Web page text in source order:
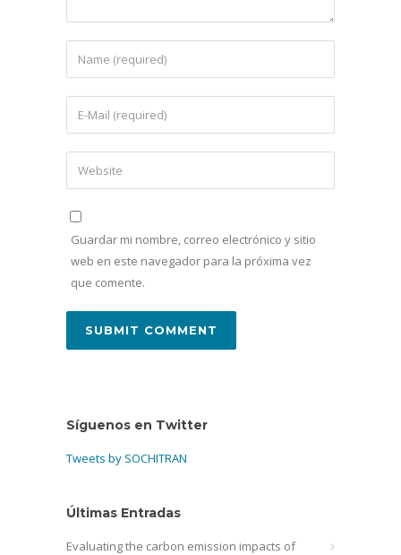
Guardar mi nombre, correo electrónico y sitio
web en este navegador para la próxima vez
que comente.
Síguenos en Twitter
Tweets by SOCHITRAN
Últimas Entradas
Evaluating the carbon emission impacts of